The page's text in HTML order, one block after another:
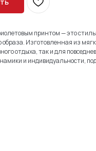
принтом — это
образа. Изготовленная из
отдыха, так и для
и индивидуальности,